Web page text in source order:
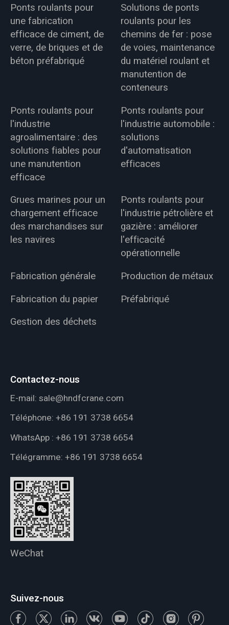
Ponts roulants pour
une fabrication
efficace de ciment, de
verre, de briques et de
béton préfabriqué
Solutions de ponts
roulants pour les
chemins de fer : pose
de voies, maintenance
du matériel roulant et
manutention de
conteneurs
Ponts roulants pour
l'industrie
agroalimentaire : des
solutions fiables pour
une manutention
efficace
Ponts roulants pour
l'industrie automobile :
solutions
d'automatisation
efficaces
Grues marines pour un
chargement efficace
des marchandises sur
les navires
Ponts roulants pour
l'industrie pétrolière et
gazière : améliorer
l'efficacité
opérationnelle
Fabrication générale
Production de métaux
Fabrication du papier
Préfabriqué
Gestion des déchets
Contactez-nous
E-mail: sale@hndfcrane.com
Téléphone: +86 191 3738 6654
WhatsApp : +86 191 3738 6654
Télégramme: +86 191 3738 6654
WeChat
Suivez-nous